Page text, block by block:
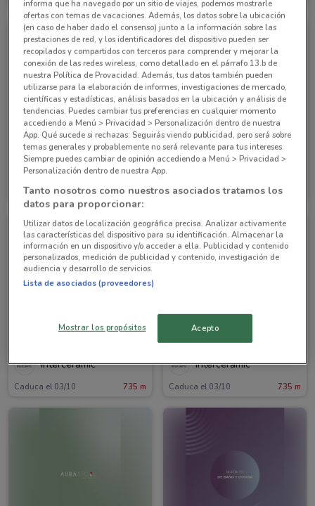
Interceramic
Caduca el 03/10 735 m Caduca el 03/10 735 m
Interceramic
Caduca el 03/10 735 m
Interceramic
Caduca el 03/10 735 m
informa que ha navegado por un sitio de viajes, podemos mostrarle
ofertas con temas de vacaciones. Además, los datos sobre la ubicación
(en caso de haber dado el consenso) junto a la información sobre las
prestaciones de red, y los identificadores del dispositivo pueden ser
recopilados y compartidos con terceros para comprender y mejorar la
conexión de las redes wireless, como detallado en el párrafo 13.b de
nuestra Política de Provacidad. Además, tus datos también pueden
utilizarse para la elaboración de informes, investigaciones de mercado,
científicas y estadísticas, análisis basados en la ubicación y análisis de
tendencias. Puedes cambiar tus preferencias en cualquier momento
accediendo a Menú > Privacidad > Personalización dentro de nuestra
App. Qué sucede si rechazas: Seguirás viendo publicidad, pero será sobre
temas generales y probablemente no será relevante para tus intereses.
Siempre puedes cambiar de opinión accediendo a Menú > Privacidad >
Personalización dentro de nuestra App.
Tanto nosotros como nuestros asociados tratamos los
datos para proporcionar:
Utilizar datos de localización geográfica precisa. Analizar activamente
las características del dispositivo para su identificación. Almacenar la
información en un dispositivo y/o acceder a ella. Publicidad y contenido
personalizados, medición de publicidad y contenido, investigación de
audiencia y desarrollo de servicios.
Lista de asociados (proveedores)
Mostrar los propósitos Acepto